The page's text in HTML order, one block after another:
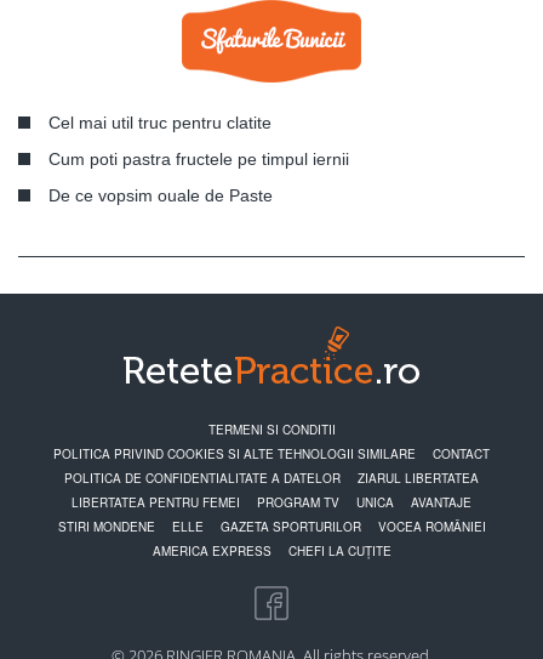
Cel mai util truc pentru clatite
Cum poti pastra fructele pe timpul iernii
De ce vopsim ouale de Paste
TERMENI SI CONDITII
POLITICA PRIVIND COOKIES SI ALTE TEHNOLOGII SIMILARE
CONTACT
POLITICA DE CONFIDENTIALITATE A DATELOR
ZIARUL LIBERTATEA
LIBERTATEA PENTRU FEMEI
PROGRAM TV UNICA
AVANTAJE
STIRI MONDENE
ELLE GAZETA SPORTURILOR
VOCEA ROMÂNIEI
AMERICA EXPRESS
CHEFI LA CUȚITE